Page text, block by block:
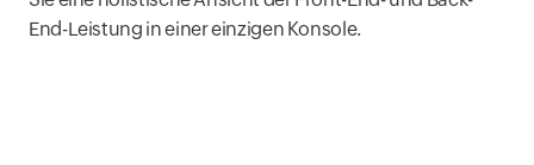
End-Leistung in einer einzigen Konsole.